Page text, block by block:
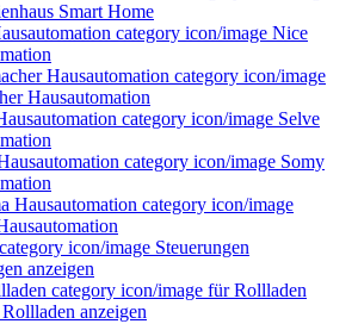
Smart Home
Nice
Hausautomation
Selve
Somy
Steuerungen
anzeigen
für Rollladen
anzeigen